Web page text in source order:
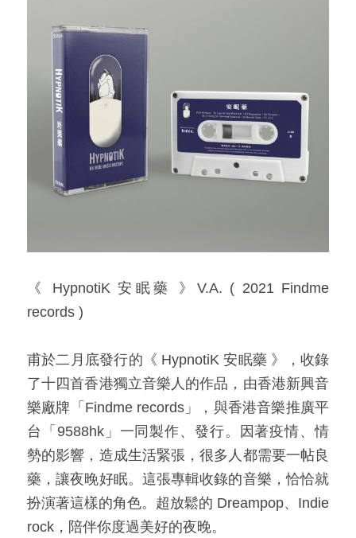
CASSETTE STORES
《 HypnotiK 安眠藥 》V.A. ( 2021 Findme
records )​
甫於二月底發行的《 HypnotiK 安眠藥 》，收錄
了十四首香港獨立音樂人的作品，由香港新興音
樂廠牌「Findme records」，與香港音樂推廣平
台「9588hk」一同製作、發行。因著疫情、情
勢的影響，造成生活緊張，很多人都需要一帖良
藥，讓夜晚好眠。這張專輯收錄的音樂，恰恰就
扮演著這樣的角色。超放鬆的 Dreampop、Indie
rock，陪伴你度過美好的夜晚。​